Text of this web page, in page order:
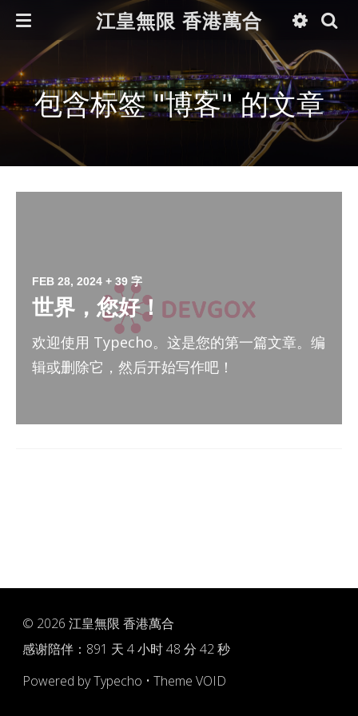
江皇無限 香港萬合
包含标签 "博客" 的文章
FEB 28, 2024 + 39 字
世界，您好！
欢迎使用 Typecho。这是您的第一篇文章。编
辑或删除它，然后开始写作吧！
© 2026 江皇無限 香港萬合
感谢陪伴： 891 天 4 小时 48 分 42 秒
Powered byTypecho • Theme VOID